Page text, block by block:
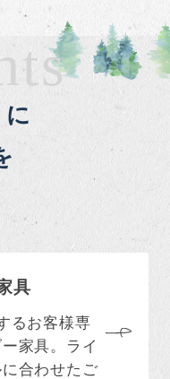
具
るお客様専
家具。ライ
合わせたご